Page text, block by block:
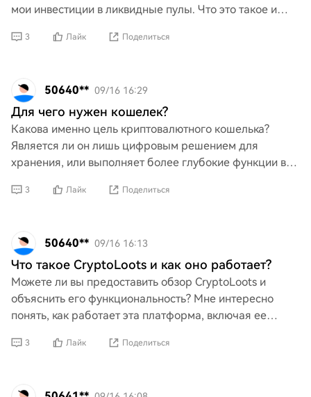
мои инвестиции в ликвидные пулы. Что это такое и
3 Лайк Поделиться
50640** 09/16 16:29
Для чего нужен кошелек?
Какова именно цель криптовалютного кошелька?
Является ли он лишь цифровым решением для
хранения, или выполняет более глубокие функции в
обеспечении бе
3 Лайк Поделиться
50640** 09/16 16:13
Что такое CryptoLoots и как оно работает?
Можете ли вы предоставить обзор CryptoLoots и
объяснить его функциональность? Мне интересно
понять, как работает эта платформа, включая ее
которые отличаю
3 Лайк Поделиться